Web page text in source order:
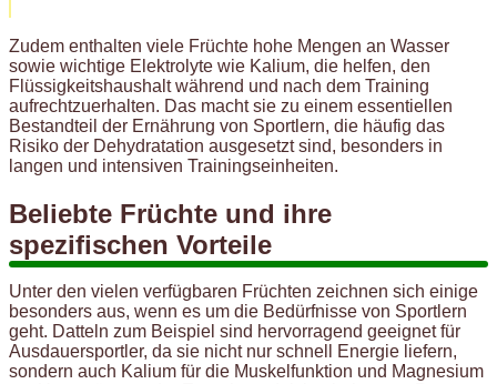
Zudem enthalten viele Früchte hohe Mengen an Wasser
sowie wichtige Elektrolyte wie Kalium, die helfen, den
Flüssigkeitshaushalt während und nach dem Training
aufrechtzuerhalten. Das macht sie zu einem essentiellen
Bestandteil der Ernährung von Sportlern, die häufig das
Risiko der Dehydratation ausgesetzt sind, besonders in
langen und intensiven Trainingseinheiten.
Beliebte Früchte und ihre
spezifischen Vorteile
Unter den vielen verfügbaren Früchten zeichnen sich einige
besonders aus, wenn es um die Bedürfnisse von Sportlern
geht. Datteln zum Beispiel sind hervorragend geeignet für
Ausdauersportler, da sie nicht nur schnell Energie liefern,
sondern auch Kalium für die Muskelfunktion und Magnesium